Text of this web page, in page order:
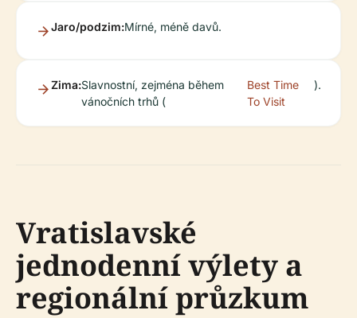
Jaro/podzim:Mírné, méně davů.
Zima:Slavnostní, zejména během
vánočních trhů (
Best Time
To Visit
).
Vratislavské
jednodenní výlety a
regionální průzkum